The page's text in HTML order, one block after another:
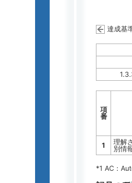
達成基
項
番
1
理解
別情
*1 AC：